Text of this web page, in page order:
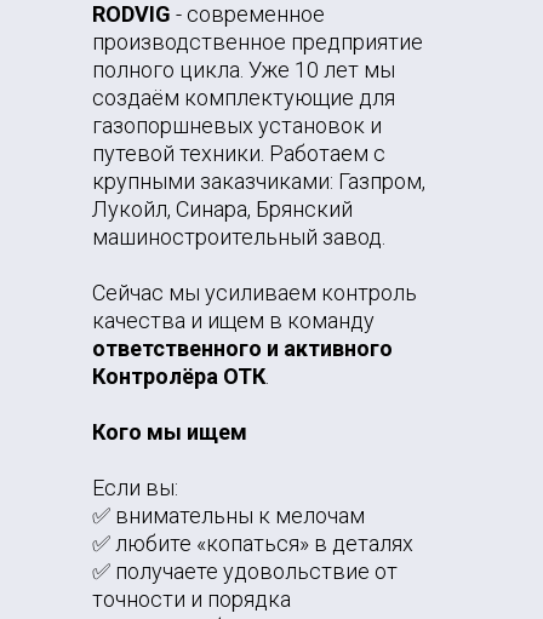
RODVIG - современное
производственное предприятие
полного цикла. Уже 10 лет мы
создаём комплектующие для
газопоршневых установок и
путевой техники. Работаем с
крупными заказчиками: Газпром,
Лукойл, Синара, Брянский
машиностроительный завод.
Сейчас мы усиливаем контроль
качества и ищем в команду
ответственного и активного
Контролёра ОТК
Кого мы ищем
Если вы:
✅ внимательны к мелочам
✅ любите «копаться» в деталях
✅ получаете удовольствие от
точности и порядка